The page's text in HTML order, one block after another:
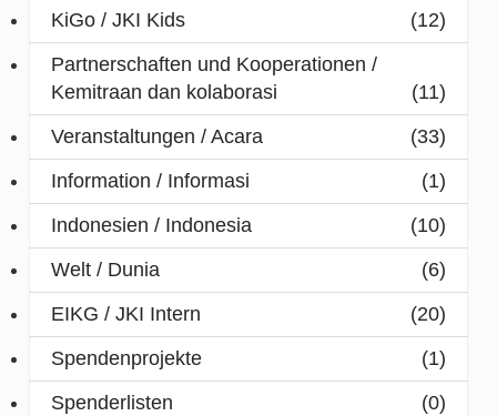
KiGo / JKI Kids
(12)
Partnerschaften und Kooperationen /
Kemitraan dan kolaborasi
(11)
Veranstaltungen / Acara
(33)
Information / Informasi
(1)
Indonesien / Indonesia
(10)
Welt / Dunia
(6)
EIKG / JKI Intern
(20)
Spendenprojekte
(1)
Spenderlisten
(0)